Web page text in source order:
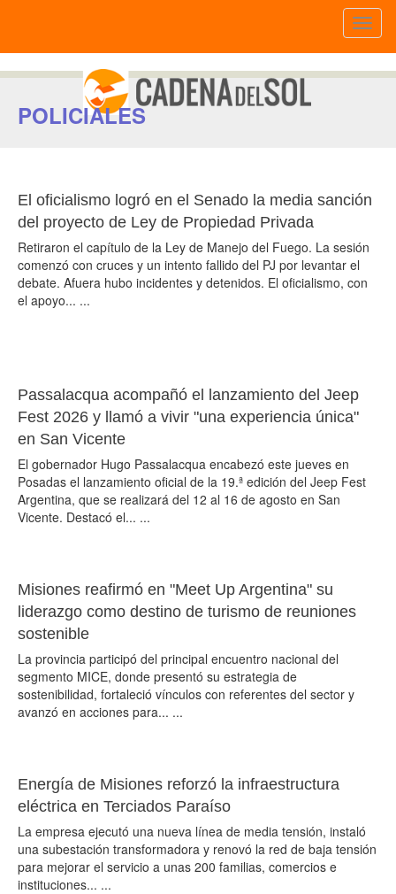
POLICIALES
El oficialismo logró en el Senado la media sanción
del proyecto de Ley de Propiedad Privada
Retiraron el capítulo de la Ley de Manejo del Fuego. La sesión
comenzó con cruces y un intento fallido del PJ por levantar el
debate. Afuera hubo incidentes y detenidos. El oficialismo, con
el apoyo... ...
Passalacqua acompañó el lanzamiento del Jeep
Fest 2026 y llamó a vivir "una experiencia única"
en San Vicente
El gobernador Hugo Passalacqua encabezó este jueves en
Posadas el lanzamiento oficial de la 19.ª edición del Jeep Fest
Argentina, que se realizará del 12 al 16 de agosto en San
Vicente. Destacó el... ...
Misiones reafirmó en "Meet Up Argentina" su
liderazgo como destino de turismo de reuniones
sostenible
La provincia participó del principal encuentro nacional del
segmento MICE, donde presentó su estrategia de
sostenibilidad, fortaleció vínculos con referentes del sector y
avanzó en acciones para... ...
Energía de Misiones reforzó la infraestructura
eléctrica en Terciados Paraíso
La empresa ejecutó una nueva línea de media tensión, instaló
una subestación transformadora y renovó la red de baja tensión
para mejorar el servicio a unas 200 familias, comercios e
instituciones... ...